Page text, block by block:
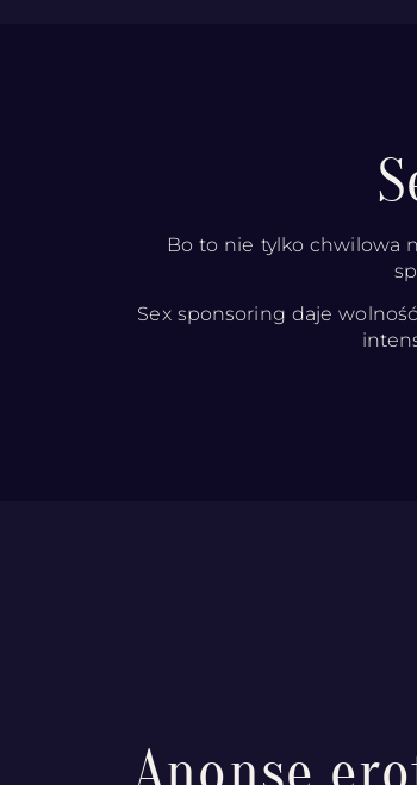
Bo to nie tylko chwilowa
Sex sponsoring daje